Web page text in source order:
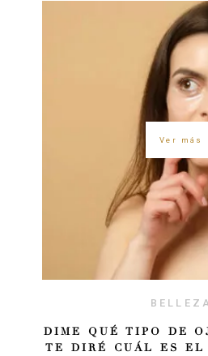
Ver más
BELLEZA
DIME QUÉ TIPO DE
TE DIRÉ CUÁL ES EL